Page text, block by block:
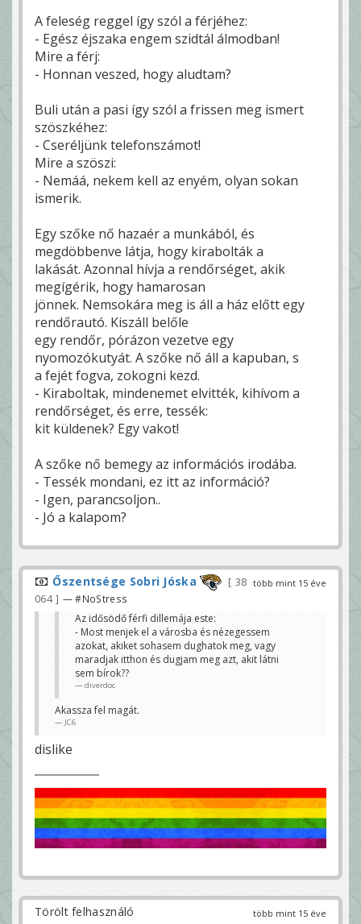
A feleség reggel így szól a férjéhez:
- Egész éjszaka engem szidtál álmodban!
Mire a férj:
- Honnan veszed, hogy aludtam?
Buli után a pasi így szól a frissen meg ismert
szöszkéhez:
- Cseréljünk telefonszámot!
Mire a szöszi:
- Nemáá, nekem kell az enyém, olyan sokan
ismerik.
Egy szőke nő hazaér a munkából, és
megdöbbenve látja, hogy kirabolták a
lakását. Azonnal hívja a rendőrséget, akik
megígérik, hogy hamarosan
jönnek. Nemsokára meg is áll a ház előtt egy
rendőrautó. Kiszáll belőle
egy rendőr, pórázon vezetve egy
nyomozókutyát. A szőke nő áll a kapuban, s
a fejét fogva, zokogni kezd.
- Kiraboltak, mindenemet elvitték, kihívom a
rendőrséget, és erre, tessék:
kit küldenek? Egy vakot!
A szőke nő bemegy az információs irodába.
- Tessék mondani, ez itt az információ?
- Igen, parancsoljon..
- Jó a kalapom?
több mint 15 éve
Őszentsége Sobri Jóska
38
064
— #NoStress
Az idősödő férfi dillemája este:
- Most menjek el a városba és nézegessem
azokat, akiket sohasem dughatok meg, vagy
maradjak itthon és dugjam meg azt, akit látni
sem bírok??
diverdoc
Akassza fel magát.
JC6
dislike
több mint 15 éve
Törölt felhasználó